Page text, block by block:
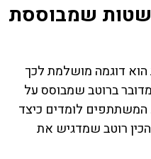
שמבוססת
הוא דוגמה מושלמת לכך
ברוטב שמבוסס על
המשתתפים לומדים כיצד
רוטב שמדגיש את